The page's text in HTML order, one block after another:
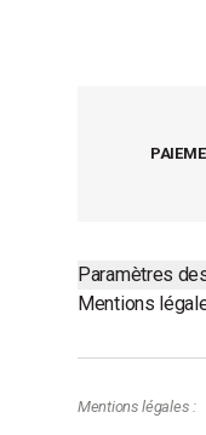
Paramètres
Mentions
Mentions légales :